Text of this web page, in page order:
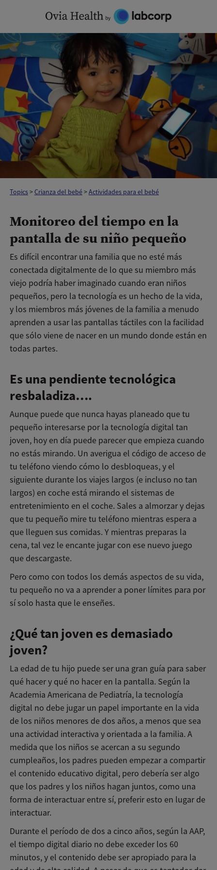
content
Topics>Crianza del bebé>Actividades para el bebé
Monitoreo del tiempo en la
pantalla de su niño pequeño
Es difícil encontrar una familia que no esté más
conectada digitalmente de lo que su miembro más
viejo podría haber imaginado cuando eran niños
pequeños, pero la tecnología es un hecho de la vida,
y los miembros más jóvenes de la familia a menudo
aprenden a usar las pantallas táctiles con la facilidad
que sólo viene de nacer en un mundo donde están en
todas partes.
Es una pendiente tecnológica
resbaladiza….
Aunque puede que nunca hayas planeado que tu
pequeño interesarse por la tecnología digital tan
joven, hoy en día puede parecer que empieza cuando
no estás mirando. Un averigua el código de acceso de
tu teléfono viendo cómo lo desbloqueas, y el
siguiente durante los viajes largos (e incluso no tan
largos) en coche está mirando el sistemas de
entretenimiento en el coche. Sales a almorzar y dejas
que tu pequeño mire tu teléfono mientras espera a
que lleguen sus comidas. Y mientras preparas la
cena, tal vez le encante jugar con ese nuevo juego
que descargaste.
Pero como con todos los demás aspectos de su vida,
tu pequeño no va a aprender a poner límites para por
sí solo hasta que le enseñes.
¿Qué tan joven es demasiado
joven?
La edad de tu hijo puede ser una gran guía para saber
qué hacer y qué no hacer en la pantalla. Según la
Academia Americana de Pediatría, la tecnología
digital no debe jugar un papel importante en la vida
de los niños menores de dos años, a menos que sea
una actividad interactiva y orientada a la familia. A
medida que los niños se acercan a su segundo
cumpleaños, los padres pueden empezar a compartir
el contenido educativo digital, pero debería ser algo
que los padres y los niños hagan juntos, como una
forma de interactuar entre sí, preferir esto en lugar de
interactuar.
Durante el período de dos a cinco años, según la AAP,
el tiempo digital diario no debe exceder los 60
minutos, y el contenido debe ser apropiado para la